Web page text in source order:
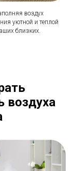
воздух
уютной и теплой
близких.
воздуха